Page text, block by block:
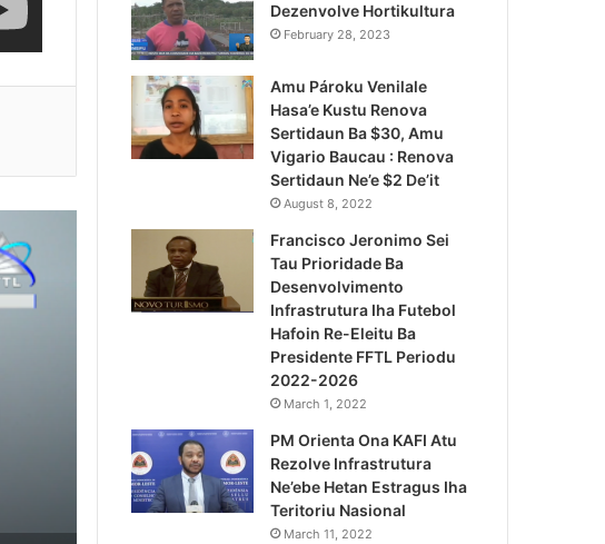
Kazu Transferénsia
Singapura, Advogadu
Dezenvolve Hortikultura
February 28, 2023
Amu Pároku Venilale
Hasa’e Kustu Renova
Sertidaun Ba $30, Amu
Vigario Baucau : Renova
Sertidaun Ne’e $2 De’it
August 8, 2022
Francisco Jeronimo Sei
Tau Prioridade Ba
Desenvolvimento
Infrastrutura Iha Futebol
Hafoin Re-Eleitu Ba
Presidente FFTL Periodu
2022-2026
March 1, 2022
PM Orienta Ona KAFI Atu
Rezolve Infrastrutura
Ne’ebe Hetan Estragus Iha
Teritoriu Nasional
March 11, 2022